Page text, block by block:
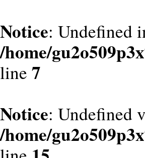
Notice: Undefined
/home/
line 7
Notice: Undefined
/home/